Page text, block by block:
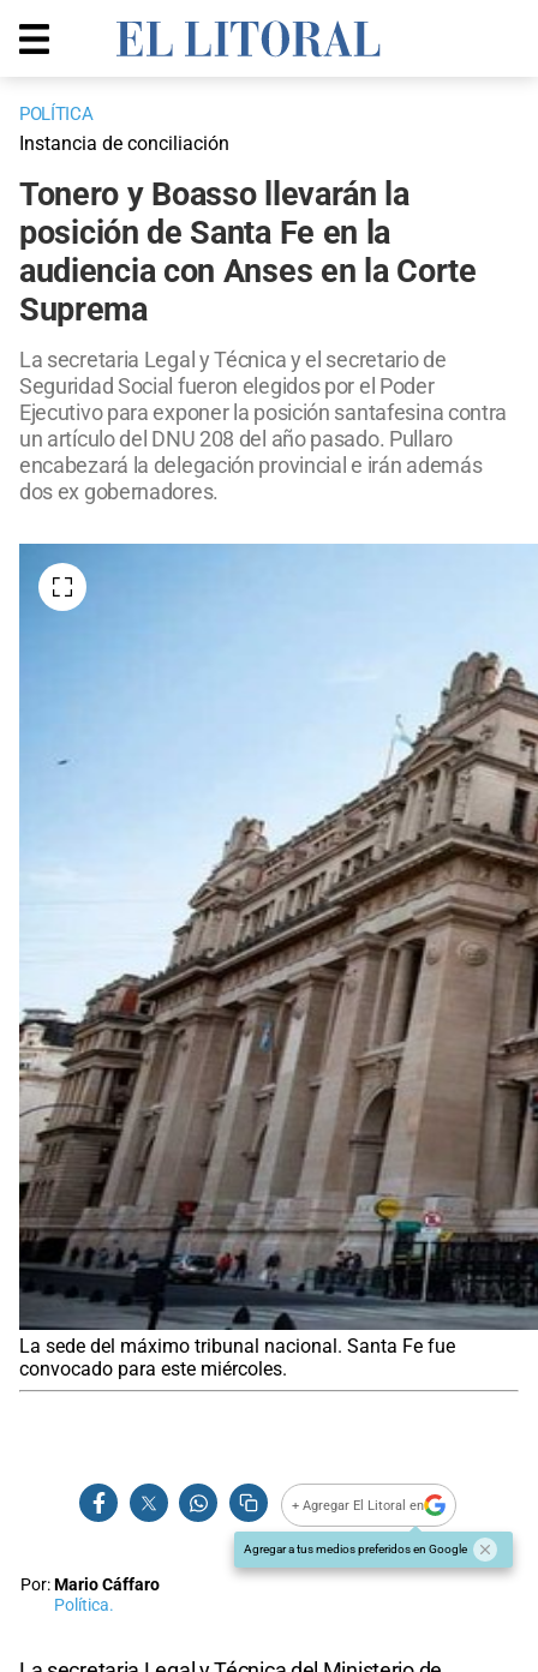
POLÍTICA
Instancia de conciliación
Tonero y Boasso llevarán la
posición de Santa Fe en la
audiencia con Anses en la Corte
Suprema
La secretaria Legal y Técnica y el secretario de
Seguridad Social fueron elegidos por el Poder
Ejecutivo para exponer la posición santafesina contra
un artículo del DNU 208 del año pasado. Pullaro
encabezará la delegación provincial e irán además
dos ex gobernadores.
La sede del máximo tribunal nacional. Santa Fe fue
convocado para este miércoles.
+ Agregar El Litoral en
Agregar a tus medios preferidos en Google
Por:Mario Cáffaro
Política.